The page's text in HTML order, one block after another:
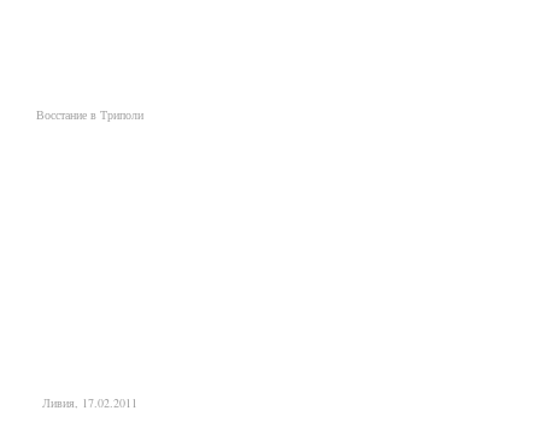
Восстание в Триполи
Ливия, 17.02.2011